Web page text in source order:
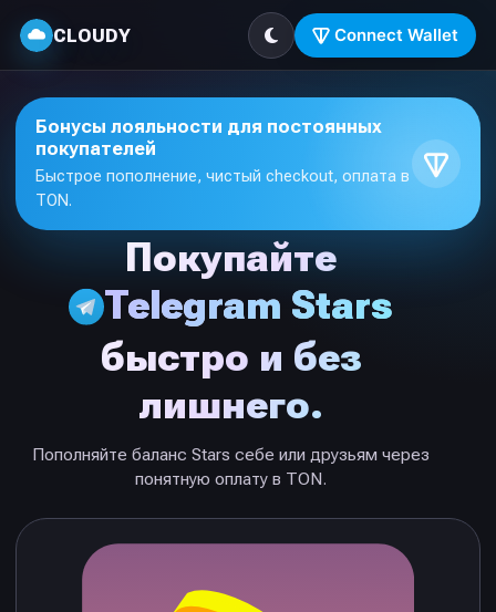
CLOUDY Connect Wallet
Бонусы лояльности для постоянных
покупателей
Быстрое пополнение, чистый checkout, оплата в
TON.
Покупайте
Telegram Stars
быстро и без
лишнего.
Пополняйте баланс Stars себе или друзьям через
понятную оплату в TON.